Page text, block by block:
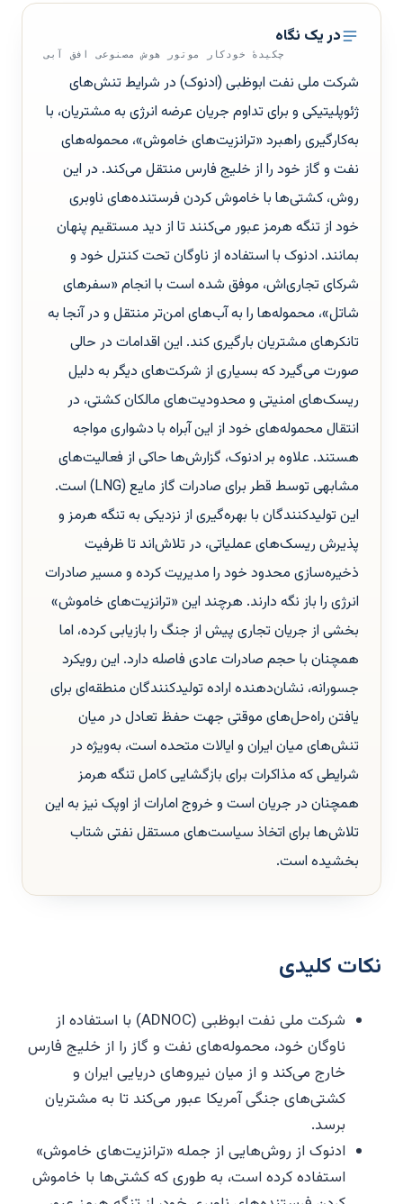
در یک نگاه
چکیدهٔ خودکار موتور هوش مصنوعی افق آبی
شرکت ملی نفت ابوظبی (ادنوک) در شرایط تنش‌های
ژئوپلیتیکی و برای تداوم جریان عرضه انرژی به مشتریان، با
به‌کارگیری راهبرد «ترانزیت‌های خاموش»، محموله‌های
نفت و گاز خود را از خلیج فارس منتقل می‌کند. در این
روش، کشتی‌ها با خاموش کردن فرستنده‌های ناوبری
خود از تنگه هرمز عبور می‌کنند تا از دید مستقیم پنهان
بمانند. ادنوک با استفاده از ناوگان تحت کنترل خود و
شرکای تجاری‌اش، موفق شده است با انجام «سفرهای
شاتل»، محموله‌ها را به آب‌های امن‌تر منتقل و در آنجا به
تانکرهای مشتریان بارگیری کند. این اقدامات در حالی
صورت می‌گیرد که بسیاری از شرکت‌های دیگر به دلیل
ریسک‌های امنیتی و محدودیت‌های مالکان کشتی، در
انتقال محموله‌های خود از این آبراه با دشواری مواجه
هستند. علاوه بر ادنوک، گزارش‌ها حاکی از فعالیت‌های
مشابهی توسط قطر برای صادرات گاز مایع (LNG) است.
این تولیدکنندگان با بهره‌گیری از نزدیکی به تنگه هرمز و
پذیرش ریسک‌های عملیاتی، در تلاش‌اند تا ظرفیت
ذخیره‌سازی محدود خود را مدیریت کرده و مسیر صادرات
انرژی را باز نگه دارند. هرچند این «ترانزیت‌های خاموش»
بخشی از جریان تجاری پیش از جنگ را بازیابی کرده، اما
همچنان با حجم صادرات عادی فاصله دارد. این رویکرد
جسورانه، نشان‌دهنده اراده تولیدکنندگان منطقه‌ای برای
یافتن راه‌حل‌های موقتی جهت حفظ تعادل در میان
تنش‌های میان ایران و ایالات متحده است، به‌ویژه در
شرایطی که مذاکرات برای بازگشایی کامل تنگه هرمز
همچنان در جریان است و خروج امارات از اوپک نیز به این
تلاش‌ها برای اتخاذ سیاست‌های مستقل نفتی شتاب
بخشیده است.
نکات کلیدی
شرکت ملی نفت ابوظبی (ADNOC) با استفاده از
ناوگان خود، محموله‌های نفت و گاز را از خلیج فارس
خارج می‌کند و از میان نیروهای دریایی ایران و
کشتی‌های جنگی آمریکا عبور می‌کند تا به مشتریان
برسد.
ادنوک از روش‌هایی از جمله «ترانزیت‌های خاموش»
استفاده کرده است، به طوری که کشتی‌ها با خاموش